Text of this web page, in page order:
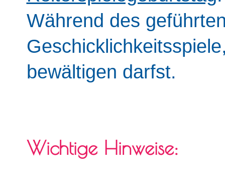
Während des
bewältigen darfst.
Wichtige Hinweise: